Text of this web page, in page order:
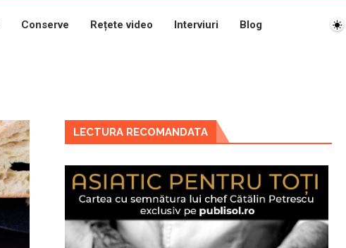
Conserve Rețete video Interviuri Blog
LECTURA RECOMANDATA